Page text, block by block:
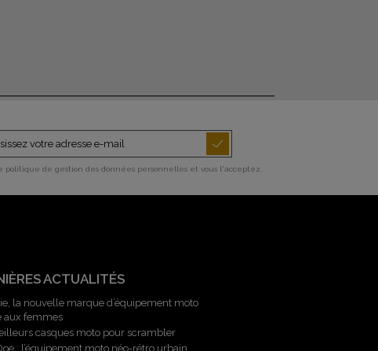
politique de gestion des données personnelles et vous l'acceptez.
ACTUALITÉS
la nouvelle marque d’équipement moto
aux femmes
casques moto pour scrambler
: l’équipement moto néo-rétro urbain